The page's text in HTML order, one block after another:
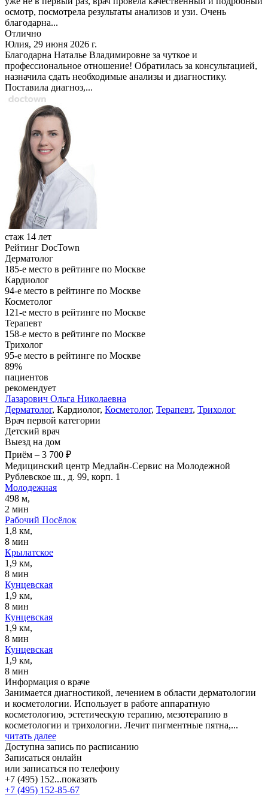
осмотр, посмотрела результаты анализов и узи. Очень
благодарна...
Отлично
Юлия, 29 июня 2026 г.
Благодарна Наталье Владимировне за чуткое и
профессиональное отношение! Обратилась за консультацией,
назначила сдать необходимые анализы и диагностику.
Поставила диагноз,...
стаж 14 лет
Рейтинг DocTown
Дерматолог
185-е место в рейтинге по Москве
Кардиолог
94-е место в рейтинге по Москве
Косметолог
121-е место в рейтинге по Москве
Терапевт
158-е место в рейтинге по Москве
Трихолог
95-е место в рейтинге по Москве
89%
пациентов
рекомендует
Лазарович Ольга Николаевна
Дерматолог, Кардиолог, Косметолог, Терапевт, Трихолог
Врач первой категории
Детский врач
Выезд на дом
Приём – 3 700 ₽
Медицинский центр Медлайн-Сервис на Молодежной
Рублевское ш., д. 99, корп. 1
Молодежная
498 м,
2 мин
Рабочий Посёлок
1,8 км,
8 мин
Крылатское
1,9 км,
8 мин
Кунцевская
1,9 км,
8 мин
Кунцевская
1,9 км,
8 мин
Кунцевская
1,9 км,
8 мин
Информация о враче
Занимается диагностикой, лечением в области дерматологии
и косметологии. Использует в работе аппаратную
косметологию, эстетическую терапию, мезотерапию в
косметологии и трихологии. Лечит пигментные пятна,...
читать далее
Доступна запись по расписанию
Записаться онлайн
или записаться по телефону
+7 (495) 152...показать
+7 (495) 152-85-67